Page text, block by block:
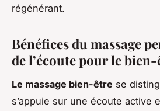
régénérant.
Bénéfices du massage
de l’écoute pour le
Le massage bien-être se
s’appuie sur une écoute active